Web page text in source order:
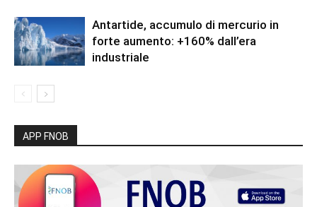
Antartide, accumulo di mercurio in
forte aumento: +160% dall’era
industriale
APP FNOB